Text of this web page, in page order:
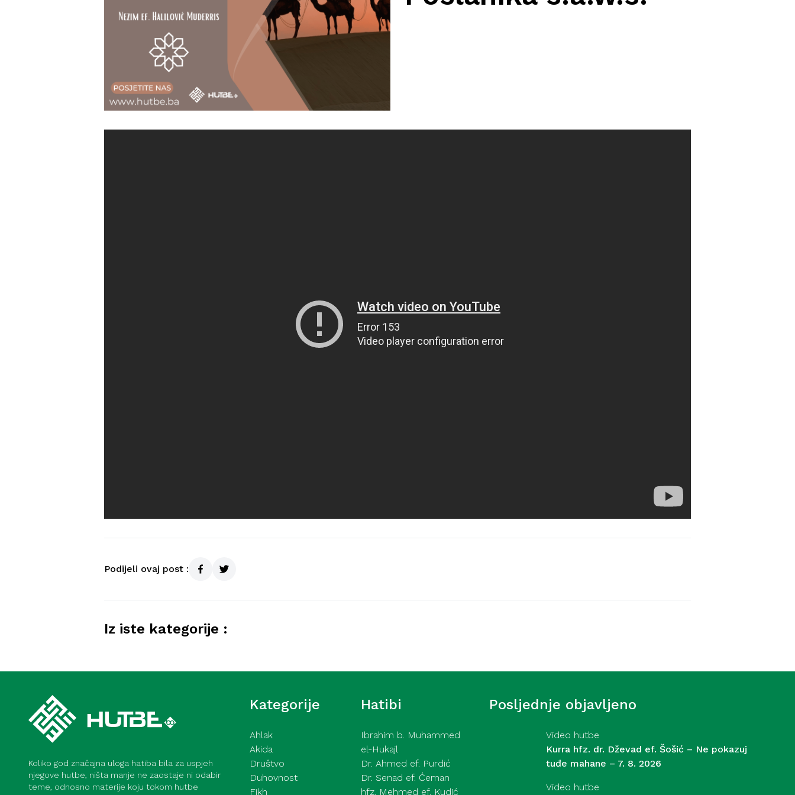
Podijeli ovaj post :
Iz iste kategorije :
Koliko god značajna uloga hatiba bila za uspjeh
njegove hutbe, ništa manje ne zaostaje ni odabir
teme, odnosno materije koju tokom hutbe
Kategorije
Ahlak
Akida
Društvo
Duhovnost
Fikh
Hatibi
Ibrahim b. Muhammed
el-Hukajl
Dr. Ahmed ef. Purdić
Dr. Senad ef. Ćeman
hfz. Mehmed ef. Kudić
Posljednje objavljeno
Video hutbe
Kurra hfz. dr. Dževad ef. Šošić – Ne pokazuj
tuđe mahane – 7. 8. 2026
Video hutbe